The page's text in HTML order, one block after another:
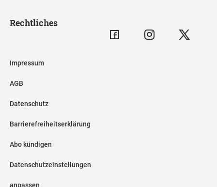
Rechtliches
Impressum
AGB
Datenschutz
Barrierefreiheitserklärung
Abo kündigen
Datenschutzeinstellungen
anpassen